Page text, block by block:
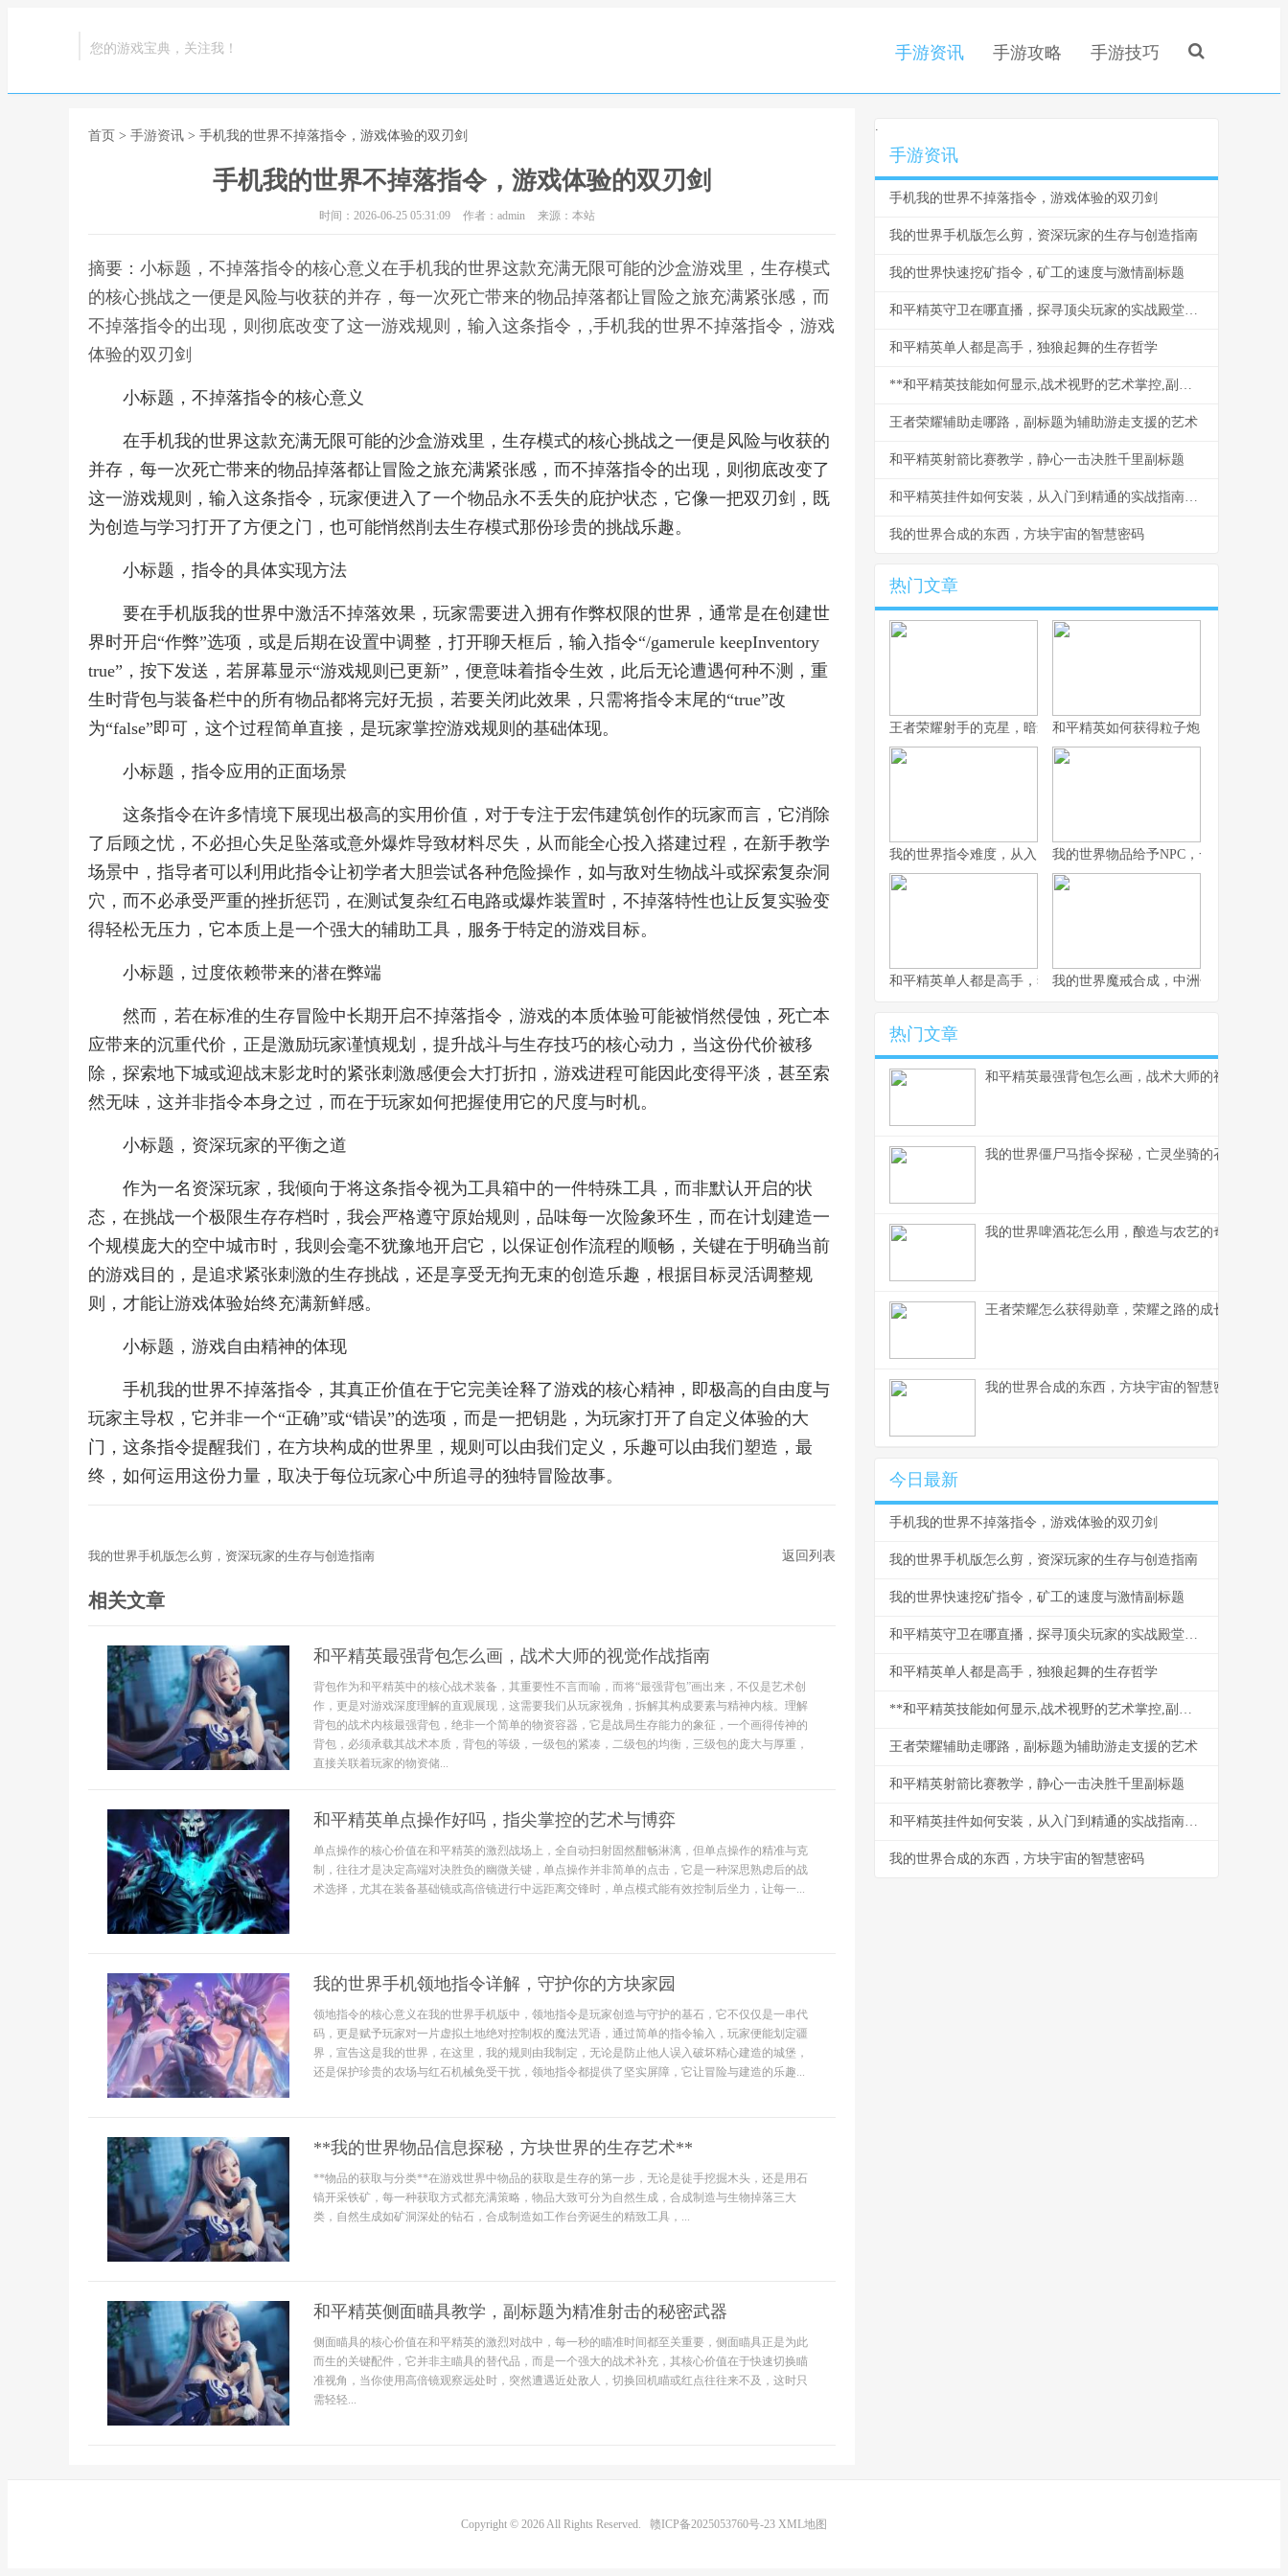
您的游戏宝典，关注我！ 手游资讯 手游攻略 手游技巧
首页 > 手游资讯 > 手机我的世界不掉落指令，游戏体验的双刃剑
手机我的世界不掉落指令，游戏体验的双刃剑
时间：2026-06-25 05:31:09 作者：admin 来源：本站
摘要：小标题，不掉落指令的核心意义在手机我的世界这款充满无限可能的沙盒游戏里，生存模式
的核心挑战之一便是风险与收获的并存，每一次死亡带来的物品掉落都让冒险之旅充满紧张感，而
不掉落指令的出现，则彻底改变了这一游戏规则，输入这条指令，,手机我的世界不掉落指令，游戏
体验的双刃剑
小标题，不掉落指令的核心意义
在手机我的世界这款充满无限可能的沙盒游戏里，生存模式的核心挑战之一便是风险与收获的
并存，每一次死亡带来的物品掉落都让冒险之旅充满紧张感，而不掉落指令的出现，则彻底改变了
这一游戏规则，输入这条指令，玩家便进入了一个物品永不丢失的庇护状态，它像一把双刃剑，既
为创造与学习打开了方便之门，也可能悄然削去生存模式那份珍贵的挑战乐趣。
小标题，指令的具体实现方法
要在手机版我的世界中激活不掉落效果，玩家需要进入拥有作弊权限的世界，通常是在创建世
界时开启“作弊”选项，或是后期在设置中调整，打开聊天框后，输入指令“/gamerule keepInventory
true”，按下发送，若屏幕显示“游戏规则已更新”，便意味着指令生效，此后无论遭遇何种不测，重
生时背包与装备栏中的所有物品都将完好无损，若要关闭此效果，只需将指令末尾的“true”改
为“false”即可，这个过程简单直接，是玩家掌控游戏规则的基础体现。
小标题，指令应用的正面场景
这条指令在许多情境下展现出极高的实用价值，对于专注于宏伟建筑创作的玩家而言，它消除
了后顾之忧，不必担心失足坠落或意外爆炸导致材料尽失，从而能全心投入搭建过程，在新手教学
场景中，指导者可以利用此指令让初学者大胆尝试各种危险操作，如与敌对生物战斗或探索复杂洞
穴，而不必承受严重的挫折惩罚，在测试复杂红石电路或爆炸装置时，不掉落特性也让反复实验变
得轻松无压力，它本质上是一个强大的辅助工具，服务于特定的游戏目标。
小标题，过度依赖带来的潜在弊端
然而，若在标准的生存冒险中长期开启不掉落指令，游戏的本质体验可能被悄然侵蚀，死亡本
应带来的沉重代价，正是激励玩家谨慎规划，提升战斗与生存技巧的核心动力，当这份代价被移
除，探索地下城或迎战末影龙时的紧张刺激感便会大打折扣，游戏进程可能因此变得平淡，甚至索
然无味，这并非指令本身之过，而在于玩家如何把握使用它的尺度与时机。
小标题，资深玩家的平衡之道
作为一名资深玩家，我倾向于将这条指令视为工具箱中的一件特殊工具，而非默认开启的状
态，在挑战一个极限生存存档时，我会严格遵守原始规则，品味每一次险象环生，而在计划建造一
个规模庞大的空中城市时，我则会毫不犹豫地开启它，以保证创作流程的顺畅，关键在于明确当前
的游戏目的，是追求紧张刺激的生存挑战，还是享受无拘无束的创造乐趣，根据目标灵活调整规
则，才能让游戏体验始终充满新鲜感。
小标题，游戏自由精神的体现
手机我的世界不掉落指令，其真正价值在于它完美诠释了游戏的核心精神，即极高的自由度与
玩家主导权，它并非一个“正确”或“错误”的选项，而是一把钥匙，为玩家打开了自定义体验的大
门，这条指令提醒我们，在方块构成的世界里，规则可以由我们定义，乐趣可以由我们塑造，最
终，如何运用这份力量，取决于每位玩家心中所追寻的独特冒险故事。
我的世界手机版怎么剪，资深玩家的生存与创造指南 返回列表
相关文章
和平精英最强背包怎么画，战术大师的视觉作战指南
背包作为和平精英中的核心战术装备，其重要性不言而喻，而将“最强背包”画出来，不仅是艺术创
作，更是对游戏深度理解的直观展现，这需要我们从玩家视角，拆解其构成要素与精神内核。理解
背包的战术内核最强背包，绝非一个简单的物资容器，它是战局生存能力的象征，一个画得传神的
背包，必须承载其战术本质，背包的等级，一级包的紧凑，二级包的均衡，三级包的庞大与厚重，
直接关联着玩家的物资储...
和平精英单点操作好吗，指尖掌控的艺术与博弈
单点操作的核心价值在和平精英的激烈战场上，全自动扫射固然酣畅淋漓，但单点操作的精准与克
制，往往才是决定高端对决胜负的幽微关键，单点操作并非简单的点击，它是一种深思熟虑后的战
术选择，尤其在装备基础镜或高倍镜进行中远距离交锋时，单点模式能有效控制后坐力，让每一...
我的世界手机领地指令详解，守护你的方块家园
领地指令的核心意义在我的世界手机版中，领地指令是玩家创造与守护的基石，它不仅仅是一串代
码，更是赋予玩家对一片虚拟土地绝对控制权的魔法咒语，通过简单的指令输入，玩家便能划定疆
界，宣告这是我的世界，在这里，我的规则由我制定，无论是防止他人误入破坏精心建造的城堡，
还是保护珍贵的农场与红石机械免受干扰，领地指令都提供了坚实屏障，它让冒险与建造的乐趣...
**我的世界物品信息探秘，方块世界的生存艺术**
**物品的获取与分类**在游戏世界中物品的获取是生存的第一步，无论是徒手挖掘木头，还是用石
镐开采铁矿，每一种获取方式都充满策略，物品大致可分为自然生成，合成制造与生物掉落三大
类，自然生成如矿洞深处的钻石，合成制造如工作台旁诞生的精致工具，...
和平精英侧面瞄具教学，副标题为精准射击的秘密武器
侧面瞄具的核心价值在和平精英的激烈对战中，每一秒的瞄准时间都至关重要，侧面瞄具正是为此
而生的关键配件，它并非主瞄具的替代品，而是一个强大的战术补充，其核心价值在于快速切换瞄
准视角，当你使用高倍镜观察远处时，突然遭遇近处敌人，切换回机瞄或红点往往来不及，这时只
需轻轻...
.
手游资讯
手机我的世界不掉落指令，游戏体验的双刃剑
我的世界手机版怎么剪，资深玩家的生存与创造指南
我的世界快速挖矿指令，矿工的速度与激情副标题
和平精英守卫在哪直播，探寻顶尖玩家的实战殿堂，副标题，揭秘高手直播平台与战术精髓
和平精英单人都是高手，独狼起舞的生存哲学
**和平精英技能如何显示,战术视野的艺术掌控,副标题,界面信息与战局判断的深度融合**
王者荣耀辅助走哪路，副标题为辅助游走支援的艺术
和平精英射箭比赛教学，静心一击决胜千里副标题
和平精英挂件如何安装，从入门到精通的实战指南，副标题，资深玩家的细节心得分享
我的世界合成的东西，方块宇宙的智慧密码
热门文章
王者荣耀射手的克星，暗影中的致命猎手副标题，那些让射手颤抖
和平精英如何获得粒子炮，火力升级的
我的世界指令难度，从入门到精通的奇妙旅程，副标题，探索代码
我的世界物品给予NPC，一场虚拟与情
和平精英单人都是高手，独狼起舞的生存哲学我的世界魔戒合成，中洲传奇的方块重
热门文章
和平精英最强背包怎么画，战术大师的视觉作战指
我的世界僵尸马指令探秘，亡灵坐骑的召唤艺术
我的世界啤酒花怎么用，酿造与农艺的奇妙结合副
王者荣耀怎么获得勋章，荣耀之路的成长印记
我的世界合成的东西，方块宇宙的智慧密码
今日最新
手机我的世界不掉落指令，游戏体验的双刃剑
我的世界手机版怎么剪，资深玩家的生存与创造指南
我的世界快速挖矿指令，矿工的速度与激情副标题
和平精英守卫在哪直播，探寻顶尖玩家的实战殿堂，副标题，揭秘高手直播平台与战术精髓
和平精英单人都是高手，独狼起舞的生存哲学
**和平精英技能如何显示,战术视野的艺术掌控,副标题,界面信息与战局判断的深度融合**
王者荣耀辅助走哪路，副标题为辅助游走支援的艺术
和平精英射箭比赛教学，静心一击决胜千里副标题
和平精英挂件如何安装，从入门到精通的实战指南，副标题，资深玩家的细节心得分享
我的世界合成的东西，方块宇宙的智慧密码
Copyright © 2026 All Rights Reserved. 赣ICP备2025053760号-23 XML地图